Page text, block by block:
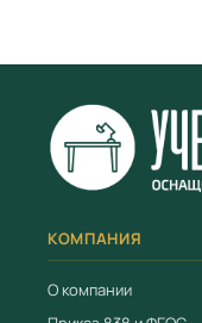
КОМПАНИЯ
О компании